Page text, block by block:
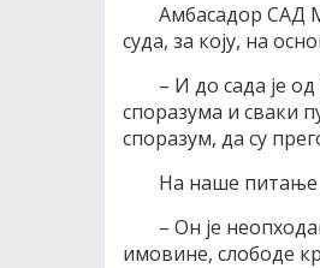
Амбасадор САД
суда, за коју, на
– И до сада је
споразума и сваки
споразум, да су
На наше питање
– Он је
имовине, слободе